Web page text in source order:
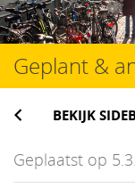
het
inhoud
Geplant &
BEKIJK
Geplaatst op